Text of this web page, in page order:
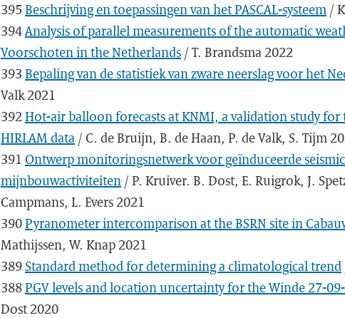
395Beschrijving en toepassingen van het PASCAL-systeem /
394Analysis of parallel measurements of the automatic
Voorschoten in the Netherlands / T. Brandsma 2022
393 Bepaling van de statistiek van zware neerslag voor het
Valk 2021
392Hot-air balloon forecasts at KNMI, a validation study for
HIRLAM data / C. de Bruijn, B. de Haan, P. de Valk, S. Tijm
391 Ontwerp monitoringsnetwerk voor geïnduceerde
mijnbouwactiviteiten / P. Kruiver. B. Dost, E. Ruigrok, J.
Campmans, L. Evers 2021
390Pyranometer intercomparison at the BSRN site in
Mathijssen, W. Knap 2021
389Standard method for determining a climatological trend
388PGV levels and location uncertainty for the Winde 27-
Dost 2020